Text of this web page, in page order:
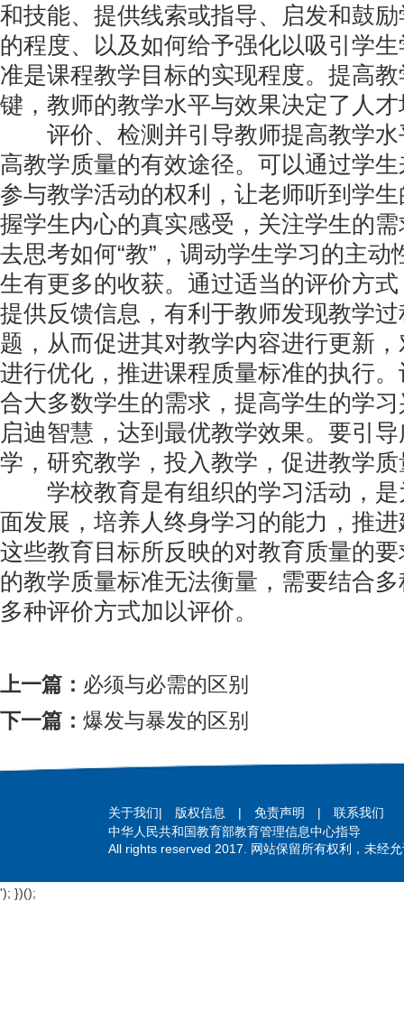
和技能、提供线索或指导、启发和鼓
的程度、以及如何给予强化以吸引学
准是课程教学目标的实现程度。提高
键，教师的教学水平与效果决定了人
评价、检测并引导教师提高教学水
高教学质量的有效途径。可以通过学
参与教学活动的权利，让老师听到学生
握学生内心的真实感受，关注学生的
去思考如何“教”，调动学生学习的主动
生有更多的收获。通过适当的评价方
提供反馈信息，有利于教师发现教学
题，从而促进其对教学内容进行更新
进行优化，推进课程质量标准的执行
合大多数学生的需求，提高学生的学
启迪智慧，达到最优教学效果。要引
学，研究教学，投入教学，促进教学
学校教育是有组织的学习活动，是
面发展，培养人终身学习的能力，推
这些教育目标所反映的对教育质量的
的教学质量标准无法衡量，需要结合
多种评价方式加以评价。
上一篇： 必须与必需的区别
下一篇： 爆发与暴发的区别
关于我们| 版权信息 | 免责声明 | 联系我们
中华人民共和国教育部教育管理信息中心指导
All rights reserved 2017. 网站保留所有权利，未经
'); })();